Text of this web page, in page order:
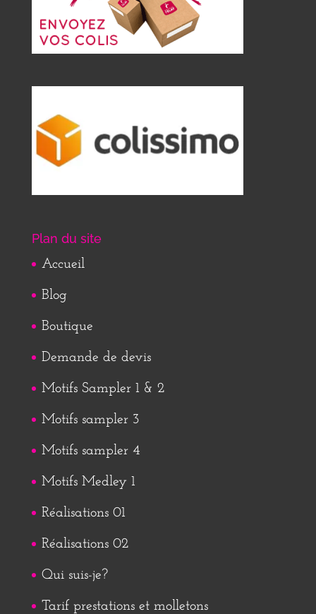
Plan du site
Accueil
Blog
Boutique
Demande de devis
Motifs Sampler 1 & 2
Motifs sampler 3
Motifs sampler 4
Motifs Medley 1
Réalisations 01
Réalisations 02
Qui suis-je?
Tarif prestations et molletons